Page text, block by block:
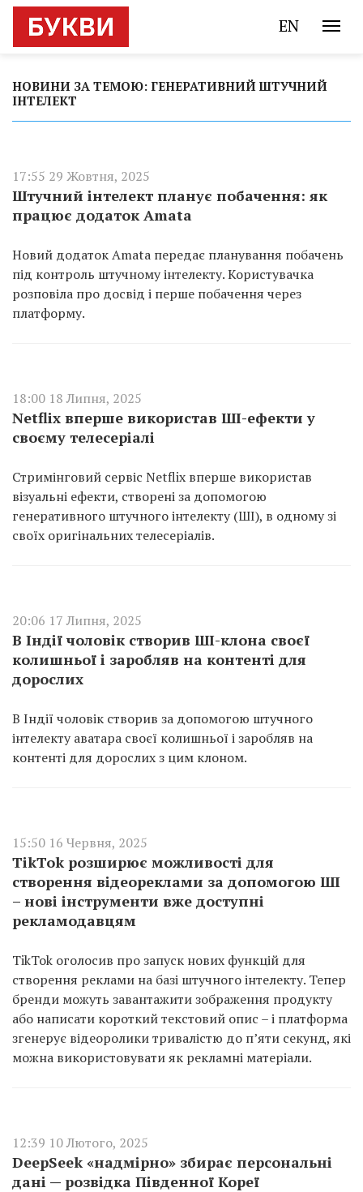
EN
НОВИНИ ЗА ТЕМОЮ: ГЕНЕРАТИВНИЙ ШТУЧНИЙ
ІНТЕЛЕКТ
17:55 29 Жовтня, 2025
Штучний інтелект планує побачення: як
працює додаток Amata
Новий додаток Amata передає планування побачень
під контроль штучному інтелекту. Користувачка
розповіла про досвід і перше побачення через
платформу.
18:00 18 Липня, 2025
Netflix вперше використав ШІ-ефекти у
своєму телесеріалі
Стримінговий сервіс Netflix вперше використав
візуальні ефекти, створені за допомогою
генеративного штучного інтелекту (ШІ), в одному зі
своїх оригінальних телесеріалів.
20:06 17 Липня, 2025
В Індії чоловік створив ШІ-клона своєї
колишньої і заробляв на контенті для
дорослих
В Індії чоловік створив за допомогою штучного
інтелекту аватара своєї колишньої і заробляв на
контенті для дорослих з цим клоном.
15:50 16 Червня, 2025
TikTok розширює можливості для
створення відеореклами за допомогою ШІ
– нові інструменти вже доступні
рекламодавцям
TikTok оголосив про запуск нових функцій для
створення реклами на базі штучного інтелекту. Тепер
бренди можуть завантажити зображення продукту
або написати короткий текстовий опис – і платформа
згенерує відеоролики тривалістю до п’яти секунд, які
можна використовувати як рекламні матеріали.
12:39 10 Лютого, 2025
DeepSeek «надмірно» збирає персональні
дані — розвідка Південної Кореї